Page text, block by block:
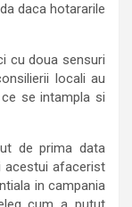
daca hotararile
cu doua sensuri
locali au
se intampla si
de prima data
acestui afacerist
in campania